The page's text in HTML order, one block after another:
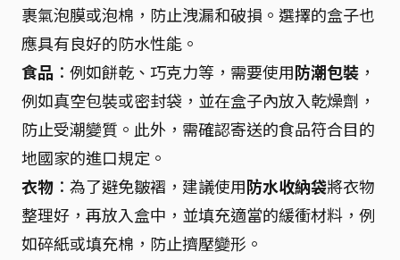
裹氣泡膜或泡棉，防止洩漏和破損。選擇的盒子也
應具有良好的防水性能。
食品 ：例如餅乾、巧克力等，需要使用防潮包裝 ，
例如真空包裝或密封袋，並在盒子內放入乾燥劑，
防止受潮變質。此外，需確認寄送的食品符合目的
地國家的進口規定。
衣物 ：為了避免皺褶，建議使用防水收納袋將衣物
整理好，再放入盒中，並填充適當的緩衝材料，例
如碎紙或填充棉，防止擠壓變形。